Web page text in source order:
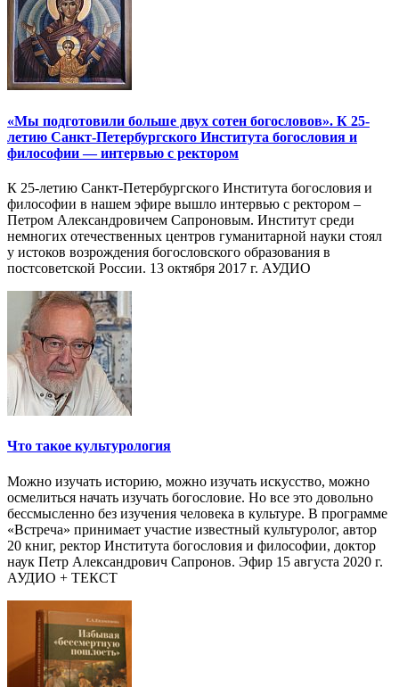
«Мы подготовили больше двух сотен богословов». К 25-
летию Санкт-Петербургского Института богословия и
философии — интервью с ректором
К 25-летию Санкт-Петербургского Института богословия и
философии в нашем эфире вышло интервью с ректором –
Петром Александровичем Сапроновым. Институт среди
немногих отечественных центров гуманитарной науки стоял
у истоков возрождения богословского образования в
постсоветской России. 13 октября 2017 г. АУДИО
Что такое культурология
Можно изучать историю, можно изучать искусство, можно
осмелиться начать изучать богословие. Но все это довольно
бессмысленно без изучения человека в культуре. В программе
«Встреча» принимает участие известный культуролог, автор
20 книг, ректор Института богословия и философии, доктор
наук Петр Александрович Сапронов. Эфир 15 августа 2020 г.
АУДИО + ТЕКСТ